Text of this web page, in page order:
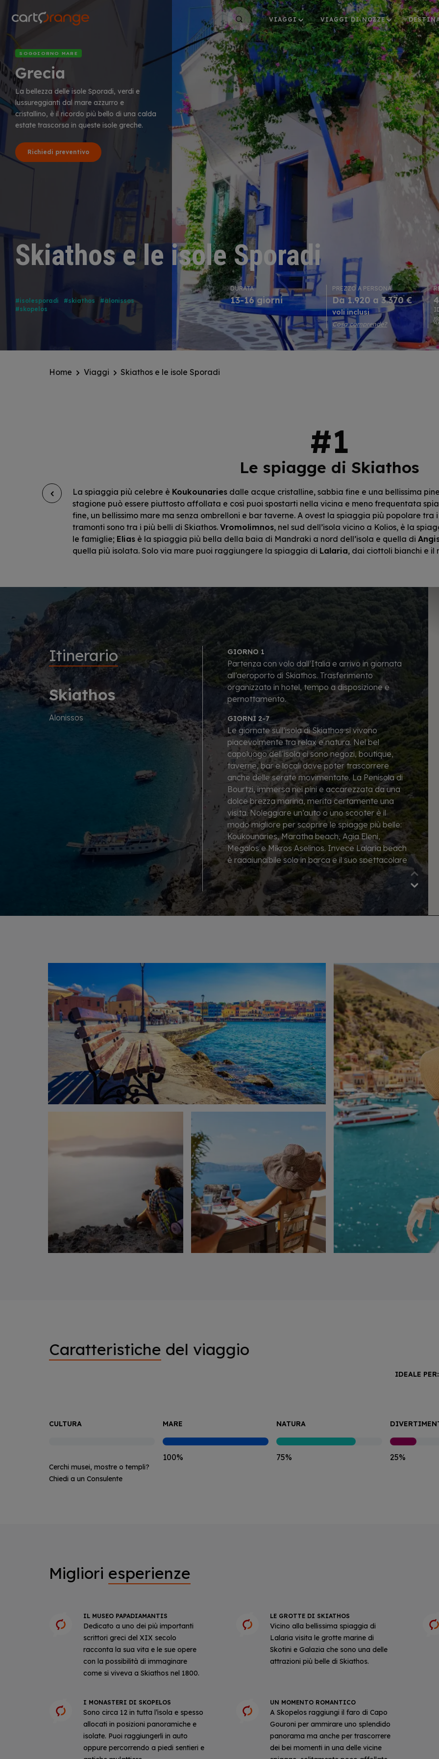
contenuto
VIAGGI VIAGGI DI NOZZE
Skiathos e le isole Sporadi
#isolesporadi #skiathos
#alonissos
#skopelos
SOGGIORNO MARE
Grecia
La bellezza delle isole Sporadi, verdi e
lussureggianti dal mare azzurro e
cristallino, è il ricordo più bello di una calda
estate trascorsa in queste isole greche.
Richiedi preventivo
DURATA
13-16 giorni
PREZZO A PERSONA
Da 1.920 a 3.370 €
voli inclusi
Cosa comprende?
Home Viaggi Skiathos e le isole Sporadi
Le spiagge di Skiathos
La spiaggia più celebre è Koukounaries dalle acque cristalline, sabbia fine e una bellissima
stagione può essere piuttosto affollata e così puoi spostarti nella vicina e meno frequentata
fine, un bellissimo mare ma senza ombrelloni e bar taverne. A ovest la spiaggia più popolare tra
tramonti sono tra i più belli di Skiathos. Vromolimnos, nel sud dell’isola vicino a Kolios, è la
le famiglie; Elias è la spiaggia più bella della baia di Mandraki a nord dell’isola e quella di
quella più isolata. Solo via mare puoi raggiungere la spiaggia di Lalaria, dai ciottoli bianchi e il
Itinerario
Skiathos
Alonissos
GIORNO 1
Partenza con volo dall’Italia e arrivo in giornata
all’aeroporto di Skiathos. Trasferimento
organizzato in hotel, tempo a disposizione e
pernottamento.
GIORNI 2-7
Le giornate sull’isola di Skiathos si vivono
piacevolmente tra relax e natura. Nel bel
capoluogo dell’isola ci sono negozi, boutique,
taverne, bar e locali dove poter trascorrere
anche delle serate movimentate. La Penisola di
Bourtzi, immersa nei pini e accarezzata da una
dolce brezza marina, merita certamente una
visita. Noleggiare un’auto o uno scooter è il
modo migliore per scoprire le spiagge più belle:
Koukounaries, Maratha beach, Agia Eleni,
Megalos e Mikros Aselinos. Invece Lalaria beach
è raggiungibile solo in barca e il suo spettacolare
arco naturale che emerge dal mare è una vera
icona di Skiathos. Pernottamenti in hotel.
Caratteristiche del viaggio
IDEALE PER:
CULTURA
Cerchi musei, mostre o templi?
Chiedi a un Consulente
MARE
100%
NATURA
75% 25%
Migliori esperienze
IL MUSEO PAPADIAMANTIS
Dedicato a uno dei più importanti
scrittori greci del XIX secolo
racconta la sua vita e le sue opere
con la possibilità di immaginare
come si viveva a Skiathos nel 1800.
LE GROTTE DI SKIATHOS
Vicino alla bellissima spiaggia di
Lalaria visita le grotte marine di
Skotini e Galazia che sono una delle
attrazioni più belle di Skiathos.
I MONASTERI DI SKOPELOS
Sono circa 12 in tutta l’isola e spesso
allocati in posizioni panoramiche e
isolate. Puoi raggiungerli in auto
oppure percorrendo a piedi sentieri e
UN MOMENTO ROMANTICO
A Skopelos raggiungi il faro di Capo
Gouroni per ammirare uno splendido
panorama ma anche per trascorrere
dei bei momenti in una delle vicine